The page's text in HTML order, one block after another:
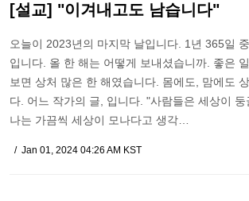
[설교] "이겨내고도 남습니다"
오늘이 2023년의 마지막 날입니다. 1년 365일
입니다. 올 한 해는 어떻게 보내셨습니까. 좋은
보면 상처 많은 한 해였습니다. 몸에도, 맘에도
다. 어느 작가의 글, 입니다. "사람들은 세상이
나는 가끔씩 세상이 모나다고 생각…
Jan 01, 2024 04:26 AM KST